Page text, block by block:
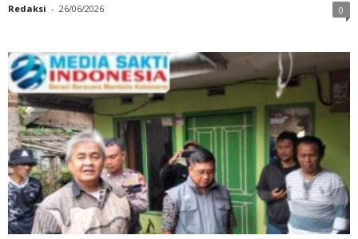
Redaksi - 26/06/2026 0